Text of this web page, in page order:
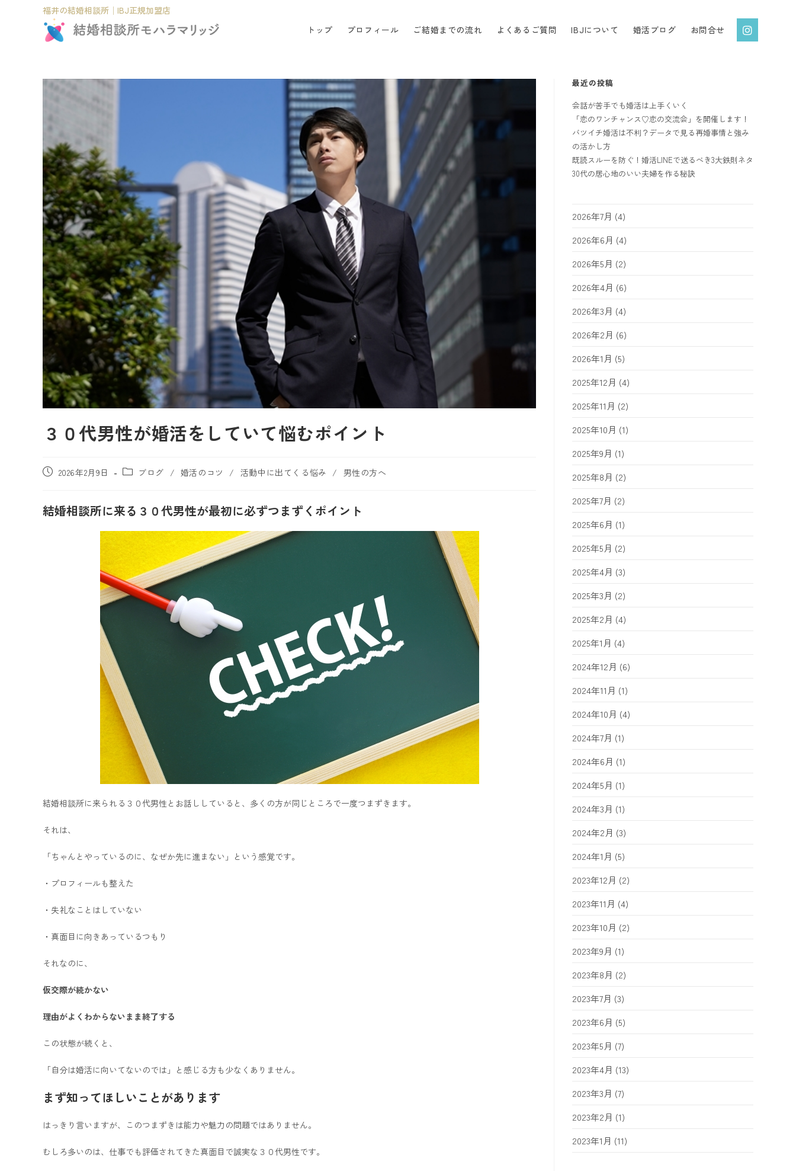
福井の結婚相談所│IBJ正規加盟店
トップ
プロフィール ご結婚までの流れ よくあるご質問 IBJについて 婚活ブログ お問合せ
３０代男性が婚活をしていて悩むポイント
2026年2月9日 ブログ / 婚活のコツ / 活動中に出てくる悩み / 男性の方へ
結婚相談所に来る３０代男性が最初に必ずつまずくポイント
結婚相談所に来られる３０代男性とお話ししていると、多くの方が同じところで一度つまずきます。
それは、
「ちゃんとやっているのに、なぜか先に進まない」という感覚です。
・プロフィールも整えた
・失礼なことはしていない
・真面目に向きあっているつもり
それなのに、
仮交際が続かない
理由がよくわからないまま終了する
この状態が続くと、
「自分は婚活に向いてないのでは」と感じる方も少なくありません。
まず知ってほしいことがあります
はっきり言いますが、このつまずきは能力や魅力の問題ではありません。
むしろ多いのは、仕事でも評価されてきた真面目で誠実な３０代男性です。
最近の投稿
会話が苦手でも婚活は上手くいく
「恋のワンチャンス♡恋の交流会」を開催します！
バツイチ婚活は不利？データで見る再婚事情と強み
の活かし方
既読スルーを防ぐ！婚活LINEで送るべき3大鉄則ネタ
30代の居心地のいい夫婦を作る秘訣
2026年7月 (4)
2026年6月 (4)
2026年5月 (2)
2026年4月 (6)
2026年3月 (4)
2026年2月 (6)
2026年1月 (5)
2025年12月 (4)
2025年11月 (2)
2025年10月 (1)
2025年9月 (1)
2025年8月 (2)
2025年7月 (2)
2025年6月 (1)
2025年5月 (2)
2025年4月 (3)
2025年3月 (2)
2025年2月 (4)
2025年1月 (4)
2024年12月 (6)
2024年11月 (1)
2024年10月 (4)
2024年7月 (1)
2024年6月 (1)
2024年5月 (1)
2024年3月 (1)
2024年2月 (3)
2024年1月 (5)
2023年12月 (2)
2023年11月 (4)
2023年10月 (2)
2023年9月 (1)
2023年8月 (2)
2023年7月 (3)
2023年6月 (5)
2023年5月 (7)
2023年4月 (13)
2023年3月 (7)
2023年2月 (1)
2023年1月 (11)